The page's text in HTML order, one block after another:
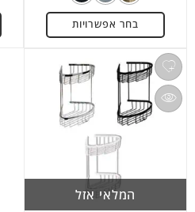
מתוך
5
בחר אפשרויות
המלאי אזל